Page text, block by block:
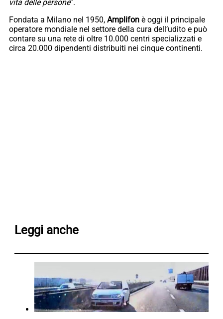
vita delle persone”.
Fondata a Milano nel 1950, Amplifon è oggi il principale
operatore mondiale nel settore della cura dell’udito e può
contare su una rete di oltre 10.000 centri specializzati e
circa 20.000 dipendenti distribuiti nei cinque continenti.
Leggi anche